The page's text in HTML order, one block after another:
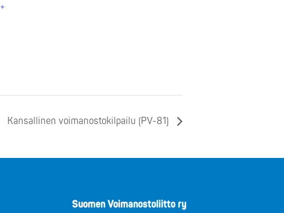
+
Kansallinen voimanostokilpailu (PV-81)
Suomen Voimanostoliitto ry